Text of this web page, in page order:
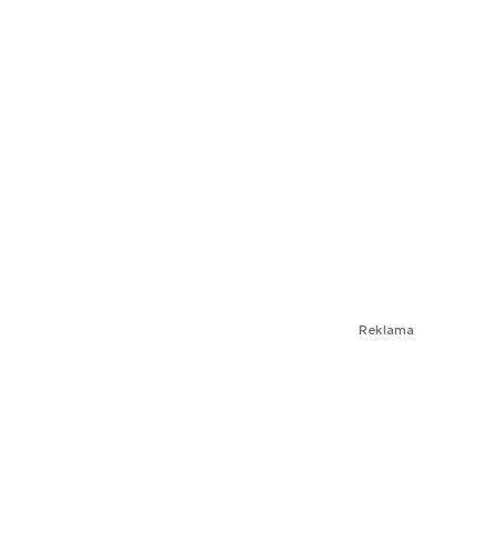
Reklama